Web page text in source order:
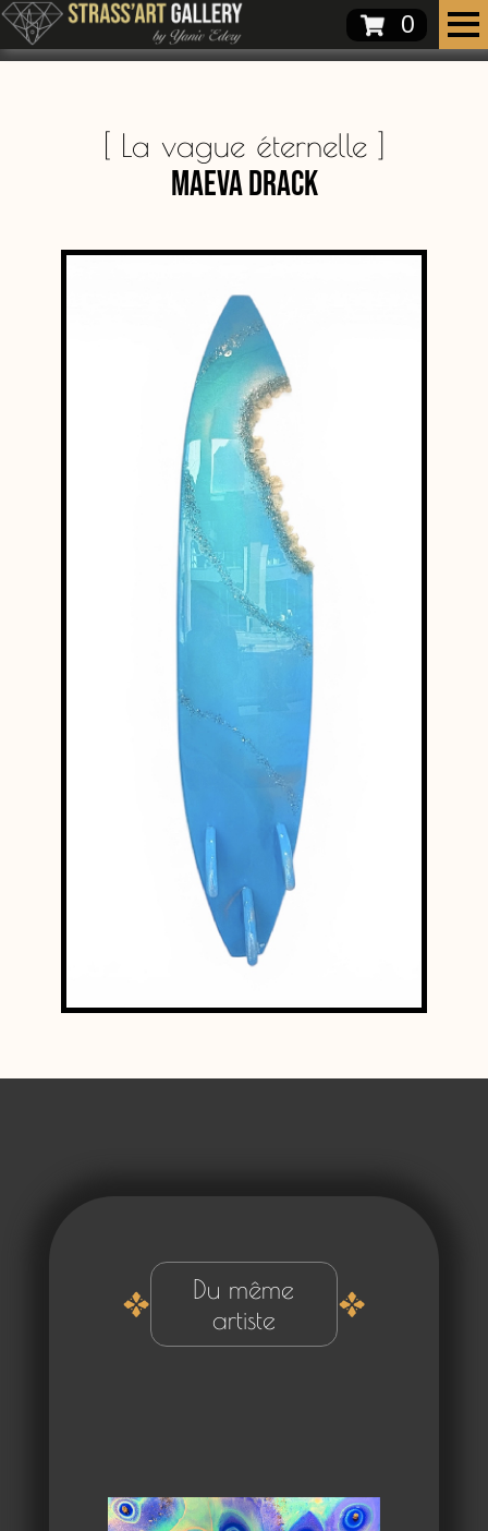
0
[ La vague éternelle ]
Maeva Drack
Planche de surf recouverte de résine époxy pigmentée
dans les tons turquoises, incrustation de strass
Swarovski, de quartz et de fragments de verres.
€8.800,00
€8.800,00 Got it!
Du même
artiste